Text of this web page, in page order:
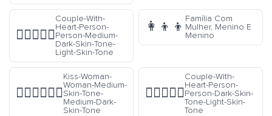
🧑🏾‍❤️‍🧑🏻
Couple-With-
Heart-Person-
Person-Medium-
Dark-Skin-Tone-
Light-Skin-Tone
👩‍👦‍👦
Família Com
Mulher, Menino E
Menino
👩🏽‍❤️‍💋‍👩🏾
Kiss-Woman-
Woman-Medium-
Skin-Tone-
Medium-Dark-
Skin-Tone
🧑🏿‍❤️‍🧑🏻
Couple-With-
Heart-Person-
Person-Dark-Skin-
Tone-Light-Skin-
Tone